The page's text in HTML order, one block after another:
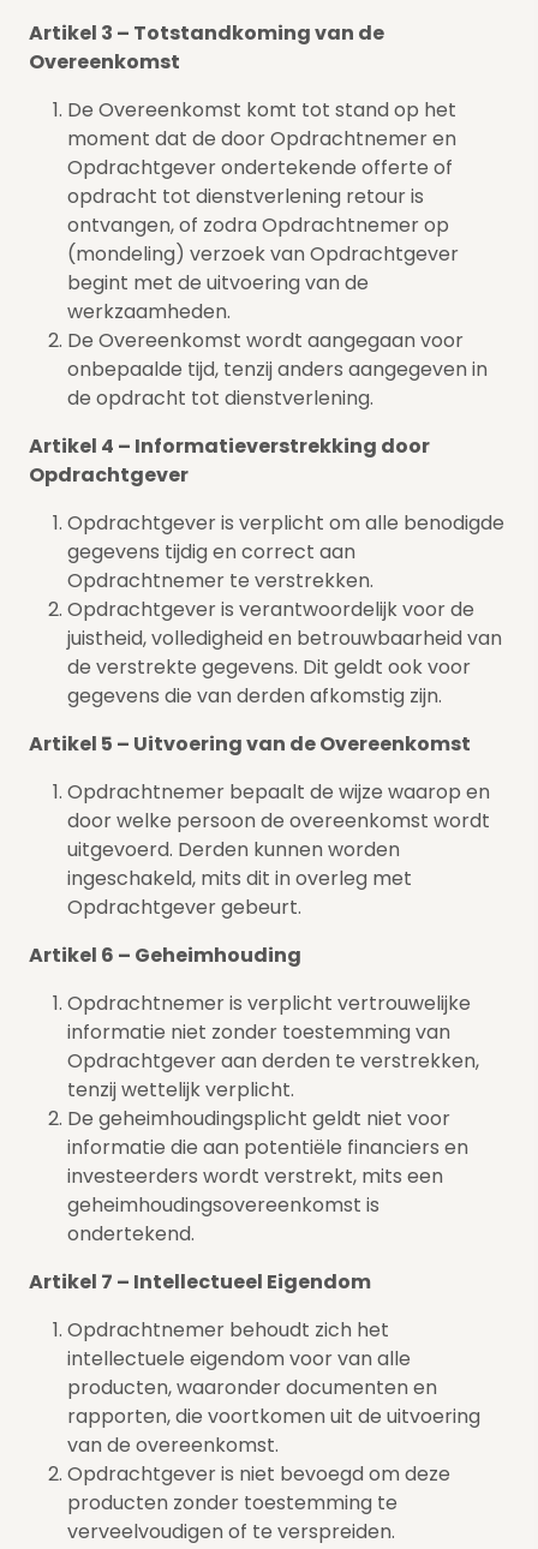
Artikel 3 – Totstandkoming van de
Overeenkomst
De Overeenkomst komt tot stand op het
moment dat de door Opdrachtnemer en
Opdrachtgever ondertekende offerte of
opdracht tot dienstverlening retour is
ontvangen, of zodra Opdrachtnemer op
(mondeling) verzoek van Opdrachtgever
begint met de uitvoering van de
werkzaamheden.
De Overeenkomst wordt aangegaan voor
onbepaalde tijd, tenzij anders aangegeven in
de opdracht tot dienstverlening.
Artikel 4 – Informatieverstrekking door
Opdrachtgever
Opdrachtgever is verplicht om alle benodigde
gegevens tijdig en correct aan
Opdrachtnemer te verstrekken.
Opdrachtgever is verantwoordelijk voor de
juistheid, volledigheid en betrouwbaarheid van
de verstrekte gegevens. Dit geldt ook voor
gegevens die van derden afkomstig zijn.
Artikel 5 – Uitvoering van de Overeenkomst
Opdrachtnemer bepaalt de wijze waarop en
door welke persoon de overeenkomst wordt
uitgevoerd. Derden kunnen worden
ingeschakeld, mits dit in overleg met
Opdrachtgever gebeurt.
Artikel 6 – Geheimhouding
Opdrachtnemer is verplicht vertrouwelijke
informatie niet zonder toestemming van
Opdrachtgever aan derden te verstrekken,
tenzij wettelijk verplicht.
De geheimhoudingsplicht geldt niet voor
informatie die aan potentiële financiers en
investeerders wordt verstrekt, mits een
geheimhoudingsovereenkomst is
ondertekend.
Artikel 7 – Intellectueel Eigendom
Opdrachtnemer behoudt zich het
intellectuele eigendom voor van alle
producten, waaronder documenten en
rapporten, die voortkomen uit de uitvoering
van de overeenkomst.
Opdrachtgever is niet bevoegd om deze
producten zonder toestemming te
verveelvoudigen of te verspreiden.